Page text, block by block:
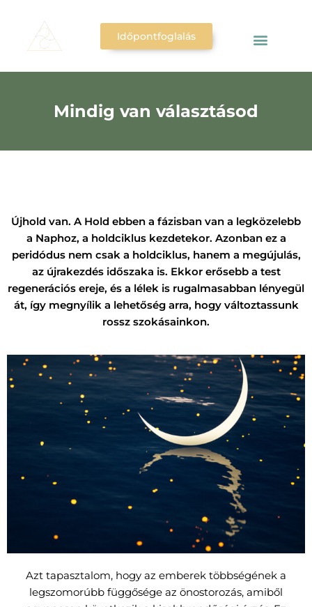
Időpontfoglalás
Mindig van választásod
Újhold van. A Hold ebben a fázisban van a legközelebb
a Naphoz, a holdciklus kezdetekor. Azonban ez a
peridódus nem csak a holdciklus, hanem a megújulás,
az újrakezdés időszaka is. Ekkor erősebb a test
regenerációs ereje, és a lélek is rugalmasabban lényegül
át, így megnyílik a lehetőség arra, hogy változtassunk
rossz szokásainkon.
Azt tapasztalom, hogy az emberek többségének a
legszomorúbb függősége az önostorozás, amiből